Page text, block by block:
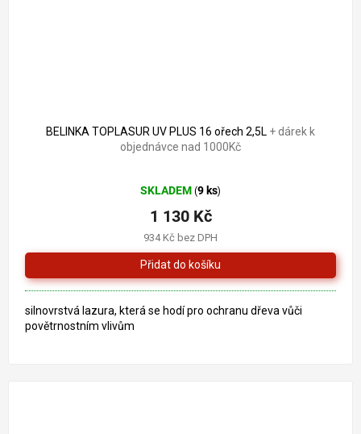
BELINKA TOPLASUR UV PLUS 16 ořech 2,5L + dárek k
objednávce nad 1000Kč
hodnocení
produktu
je
5,0
z
5
hvězdiček.
SKLADEM (9 ks)
934 Kč bez DPH
1 130 Kč
silnovrstvá lazura, která se hodí pro ochranu dřeva vůči
povětrnostním vlivům